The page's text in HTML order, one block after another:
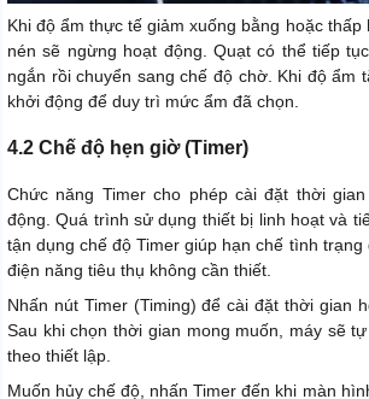
Khi độ ẩm thực tế giảm xuống bằng hoặc
nén sẽ ngừng hoạt động. Quạt có thể tiếp
ngắn rồi chuyển sang chế độ chờ. Khi độ ẩm
khởi động để duy trì mức ẩm đã chọn.
4.2 Chế độ hẹn giờ (Timer)
Chức năng Timer cho phép cài đặt thời
động. Quá trình sử dụng thiết bị linh hoạt và
tận dụng chế độ Timer giúp hạn chế tình trạng
điện năng tiêu thụ không cần thiết.
Nhấn nút Timer (Timing) để cài đặt thời gian
Sau khi chọn thời gian mong muốn, máy sẽ
theo thiết lập.
Muốn hủy chế độ, nhấn Timer đến khi màn